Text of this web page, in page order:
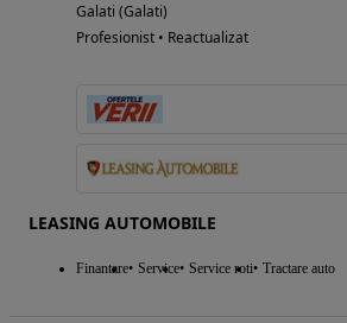
Galati (Galati)
Profesionist • Reactualizat
LEASING AUTOMOBILE
Finantare Service Service roti Tractare auto